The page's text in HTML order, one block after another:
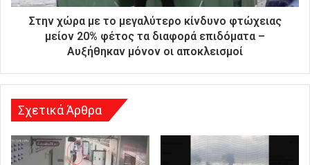
ε
σ
Στην χώρα με το μεγαλύτερο κίνδυνο φτώχειας
μείον 20% φέτος τα διαφορά επιδόματα –
Aυξήθηκαν μόνον οι αποκλεισμοί
Σχετικά Άρθρα